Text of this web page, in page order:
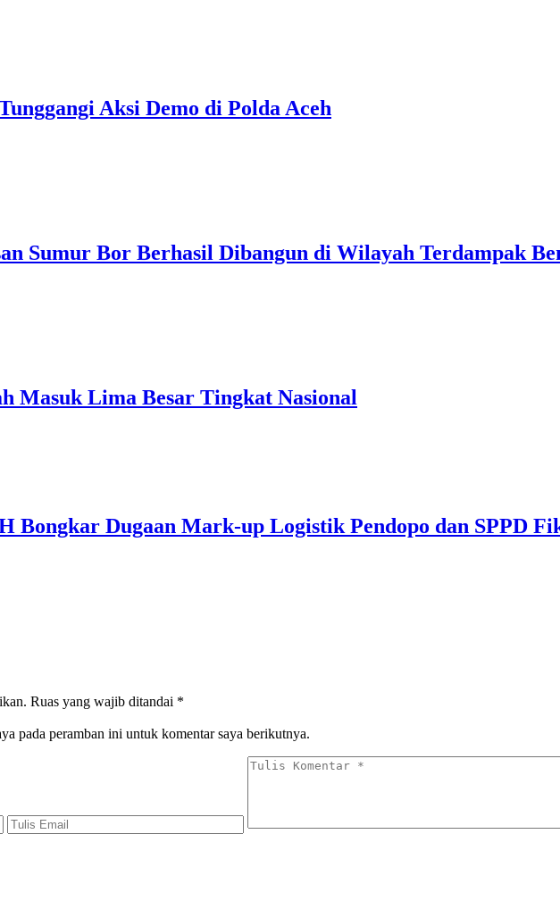
Aksi Demo di Polda Aceh
Sumur Bor Berhasil Dibangun di Wilayah Terdampak
Masuk Lima Besar Tingkat Nasional
Bongkar Dugaan Mark-up Logistik Pendopo dan SPPD
Ruas yang wajib ditandai *
pada peramban ini untuk komentar saya berikutnya.